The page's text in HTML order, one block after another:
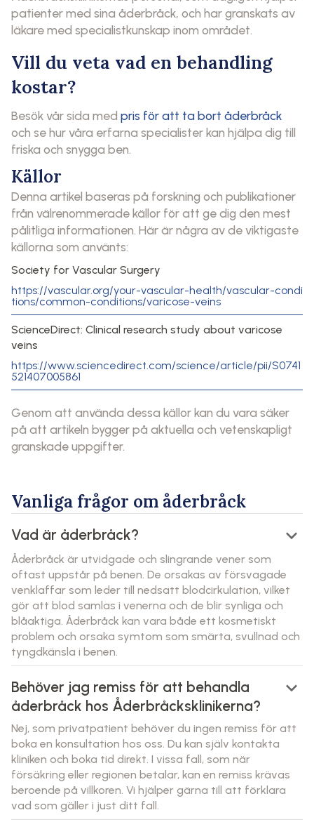
patienter med sina åderbråck, och har granskats av
läkare med specialistkunskap inom området.
Vill du veta vad en behandling
kostar?
Besök vår sida med pris för att ta bort åderbråck
och se hur våra erfarna specialister kan hjälpa dig till
friska och snygga ben.
Källor
Denna artikel baseras på forskning och publikationer
från välrenommerade källor för att ge dig den mest
pålitliga informationen. Här är några av de viktigaste
källorna som använts:
Society for Vascular Surgery
https://vascular.org/your-vascular-health/vascular-condi
tions/common-conditions/varicose-veins
ScienceDirect: Clinical research study about varicose
veins
https://www.sciencedirect.com/science/article/pii/S0741
521407005861
Genom att använda dessa källor kan du vara säker
på att artikeln bygger på aktuella och vetenskapligt
granskade uppgifter.
Vanliga frågor om åderbråck
Vad är åderbråck? keyboard_arrow_down
Åderbråck är utvidgade och slingrande vener som
oftast uppstår på benen. De orsakas av försvagade
venklaffar som leder till nedsatt blodcirkulation, vilket
gör att blod samlas i venerna och de blir synliga och
blåaktiga. Åderbråck kan vara både ett kosmetiskt
problem och orsaka symtom som smärta, svullnad och
tyngdkänsla i benen.
Behöver jag remiss för att behandla
åderbråck hos Åderbråcksklinikerna?
keyboard_arrow_down
Nej, som privatpatient behöver du ingen remiss för att
boka en konsultation hos oss. Du kan själv kontakta
kliniken och boka tid direkt. I vissa fall, som när
försäkring eller regionen betalar, kan en remiss krävas
beroende på villkoren. Vi hjälper gärna till att förklara
vad som gäller i just ditt fall.